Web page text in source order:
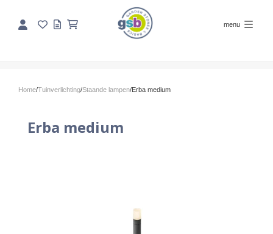
menu
Home/Tuinverlichting/Staande lampen/Erba medium
Erba medium